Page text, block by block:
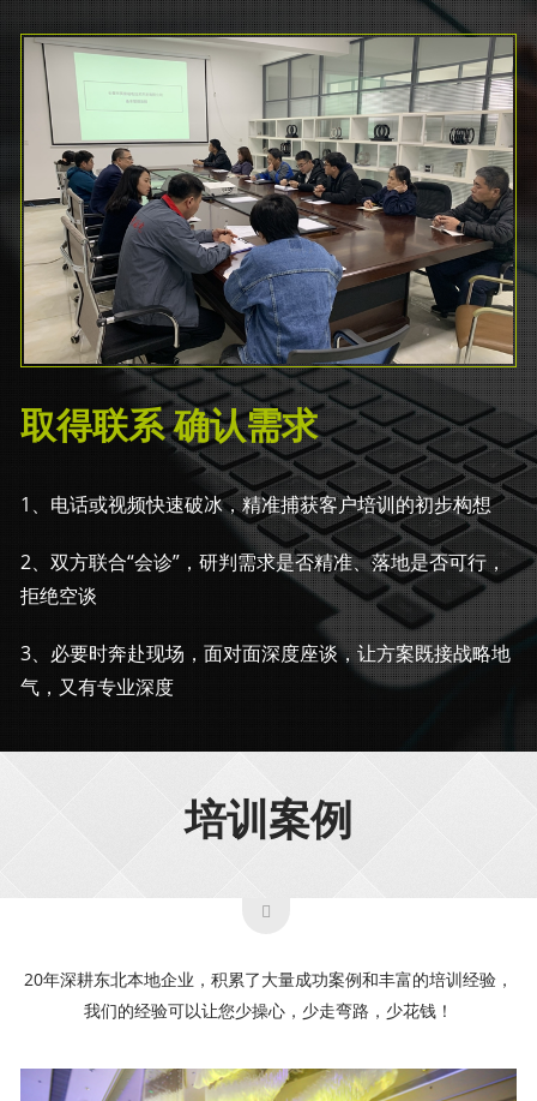
取得联系 确认需求
1、电话或视频快速破冰，精准捕获客户培训的初步构想
2、双方联合“会诊”，研判需求是否精准、落地是否可行，
拒绝空谈
3、必要时奔赴现场，面对面深度座谈，让方案既接战略地
气，又有专业深度
培训案例
20年深耕东北本地企业，积累了大量成功案例和丰富的培训经验，
我们的经验可以让您少操心，少走弯路，少花钱！